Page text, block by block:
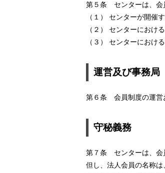
第５条 センターは、会
（１） センターが開催
（２） センターにおけ
（３） センターにおけ
運営及び事務局
第６条 会員制度の運営
守秘義務
第７条 センターは、会
但し、法人会員の名称